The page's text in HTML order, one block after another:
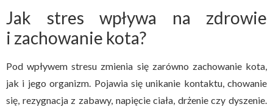
Jak stres wpływa na zdrowie
i zachowanie kota?
Pod wpływem stresu zmienia się zarówno zachowanie kota,
jak i jego organizm. Pojawia się unikanie kontaktu, chowanie
się, rezygnacja z zabawy, napięcie ciała, drżenie czy dyszenie.